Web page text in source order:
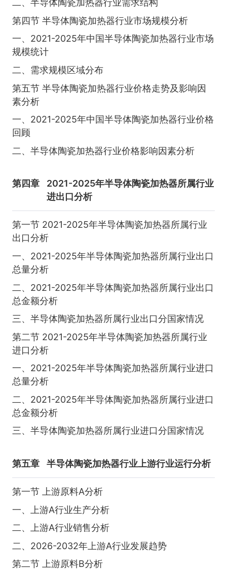
二、半导体陶瓷加热器行业需求结构
第四节 半导体陶瓷加热器行业市场规模分析
一、2021-2025年中国半导体陶瓷加热器行业市场
规模统计
二、需求规模区域分布
第五节 半导体陶瓷加热器行业价格走势及影响因
素分析
一、2021-2025年中国半导体陶瓷加热器行业价格
回顾
二、半导体陶瓷加热器行业价格影响因素分析
第四章
2021-2025年半导体陶瓷加热器所属行业
进出口分析
第一节 2021-2025年半导体陶瓷加热器所属行业
出口分析
一、2021-2025年半导体陶瓷加热器所属行业出口
总量分析
二、2021-2025年半导体陶瓷加热器所属行业出口
总金额分析
三、半导体陶瓷加热器所属行业出口分国家情况
第二节 2021-2025年半导体陶瓷加热器所属行业
进口分析
一、2021-2025年半导体陶瓷加热器所属行业进口
总量分析
二、2021-2025年半导体陶瓷加热器所属行业进口
总金额分析
三、半导体陶瓷加热器所属行业进口分国家情况
第五章 半导体陶瓷加热器行业上游行业运行分析
第一节 上游原料A分析
一、上游A行业生产分析
二、上游A行业销售分析
二、2026-2032年上游A行业发展趋势
第二节 上游原料B分析